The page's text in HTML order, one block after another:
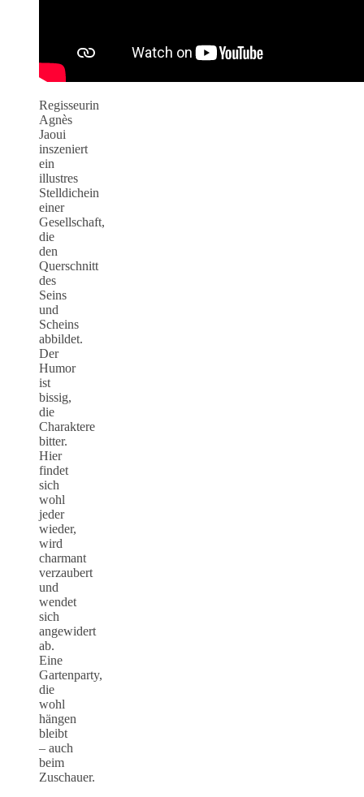
Regisseurin
Agnès
Jaoui
inszeniert
ein
illustres
Stelldichein
einer
Gesellschaft,
die
den
Querschnitt
des
Seins
und
Scheins
abbildet.
Der
Humor
ist
bissig,
die
Charaktere
bitter.
Hier
findet
sich
wohl
jeder
wieder,
wird
charmant
verzaubert
und
wendet
sich
angewidert
ab.
Eine
Gartenparty,
die
wohl
hängen
bleibt
– auch
beim
Zuschauer.